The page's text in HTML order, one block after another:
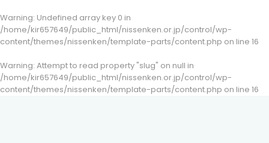
Warning: Undefined array key 0 in
/home/kir657649/public_html/nissenken.or.jp/control/wp-
content/themes/nissenken/template-parts/content.php on line 16
Warning: Attempt to read property "slug" on null in
/home/kir657649/public_html/nissenken.or.jp/control/wp-
content/themes/nissenken/template-parts/content.php on line 16